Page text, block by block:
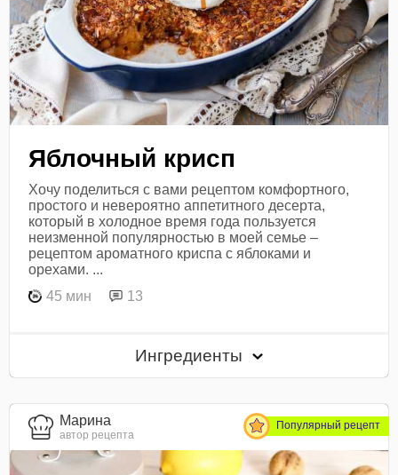
Яблочный крисп
Хочу поделиться с вами рецептом комфортного,
простого и невероятно аппетитного десерта,
который в холодное время года пользуется
неизменной популярностью в моей семье –
рецептом ароматного криспа с яблоками и
орехами. ...
45 мин
13
Ингредиенты
Марина
автор рецепта
Популярный рецепт